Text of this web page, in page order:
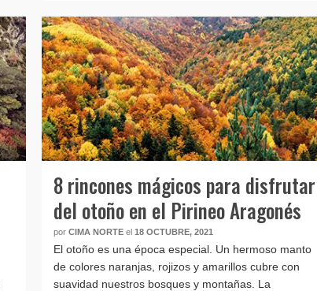
8 rincones mágicos para disfrutar
del otoño en el Pirineo Aragonés
por CIMA NORTE el 18 OCTUBRE, 2021
El otoño es una época especial. Un hermoso manto
de colores naranjas, rojizos y amarillos cubre con
suavidad nuestros bosques y montañas. La